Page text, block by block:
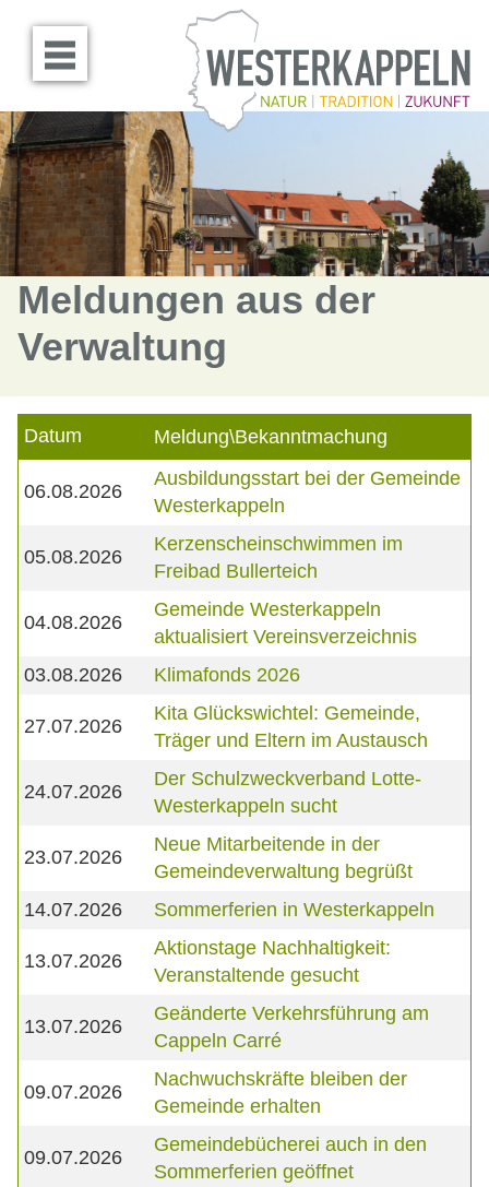
Menü öffnen
Meldungen aus der
Verwaltung
Datum Meldung\Bekanntmachung
06.08.2026
Ausbildungsstart bei der Gemeinde
Westerkappeln
05.08.2026
Kerzenscheinschwimmen im
Freibad Bullerteich
04.08.2026
Gemeinde Westerkappeln
aktualisiert Vereinsverzeichnis
03.08.2026
Klimafonds 2026
27.07.2026
Kita Glückswichtel: Gemeinde,
Träger und Eltern im Austausch
24.07.2026
Der Schulzweckverband Lotte-
Westerkappeln sucht
23.07.2026
Neue Mitarbeitende in der
Gemeindeverwaltung begrüßt
14.07.2026
Sommerferien in Westerkappeln
13.07.2026
Aktionstage Nachhaltigkeit:
Veranstaltende gesucht
13.07.2026
Geänderte Verkehrsführung am
Cappeln Carré
09.07.2026
Nachwuchskräfte bleiben der
Gemeinde erhalten
09.07.2026
Gemeindebücherei auch in den
Sommerferien geöffnet